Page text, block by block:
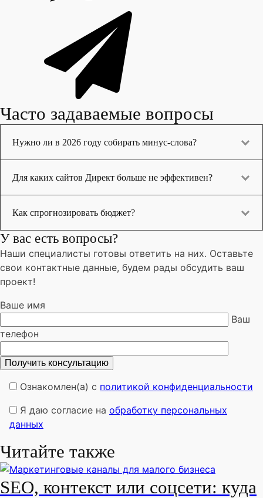
Часто задаваемые вопросы
Нужно ли в 2026 году собирать минус-слова?
Для каких сайтов Директ больше не эффективен?
Как спрогнозировать бюджет?
У вас есть вопросы?
Наши специалисты готовы ответить на них. Оставьте
свои контактные данные, будем рады обсудить ваш
проект!
Ваше имя
Ваш
телефон
Ознакомлен(а) с политикой конфиденциальности
Я даю согласие на обработку персональных
данных
Читайте также
SEO, контекст или соцсети: куда